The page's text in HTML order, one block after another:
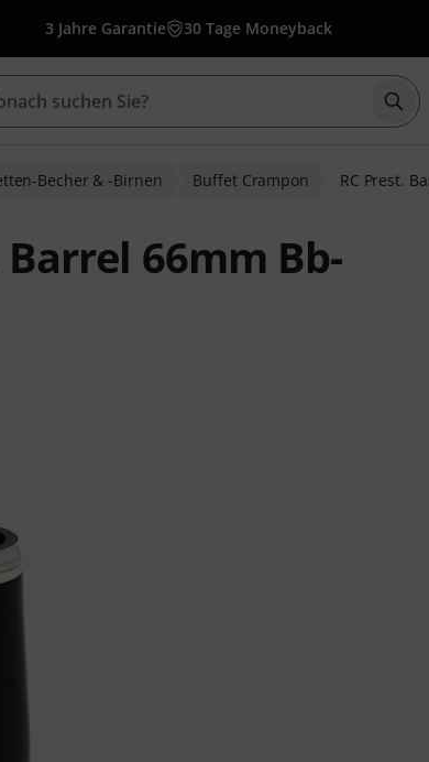
3 Jahre Garantie 30 Tage Moneyback
Becher & -Birnen Buffet Crampon RC Prest.
66mm Bb-